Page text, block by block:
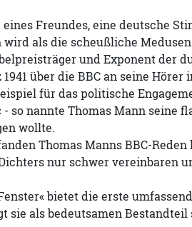
eines Freundes, eine deutsche
als die scheußliche
und Exponent der
1941 über die BBC an seine
für das politische
so nannte Thomas Mann seine
wollte.
Thomas Manns BBC-
nur schwer vereinbaren
bietet die erste
sie als bedeutsamen Bestandteil